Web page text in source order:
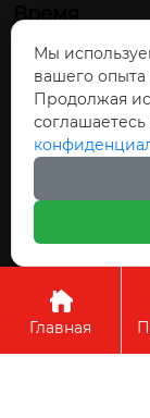
Время
Пн - Пт: 09:30 -
Сб - Вс: 10:00 - 22:30
Авторское
Кухонные

Главная
Мы
вашего опыта
Продолжая